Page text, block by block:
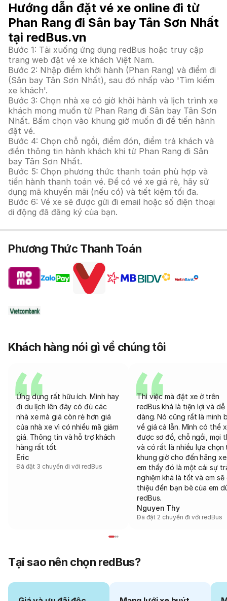
Hướng dẫn đặt vé xe online đi từ
Phan Rang đi Sân bay Tân Sơn Nhất
tại redBus.vn
Bước 1: Tải xuống ứng dụng redBus hoặc truy cập
trang web đặt vé xe khách Việt Nam.
Bước 2: Nhập điểm khởi hành (Phan Rang) và điểm đi
(Sân bay Tân Sơn Nhất), sau đó nhấp vào 'Tìm kiếm
xe khách'.
Bước 3: Chọn nhà xe có giờ khởi hành và lịch trình xe
khách mong muốn từ Phan Rang đi Sân bay Tân Sơn
Nhất. Bấm chọn vào khung giờ muốn đi để tiến hành
đặt vé.
Bước 4: Chọn chỗ ngồi, điểm đón, điểm trả khách và
điền thông tin hành khách khi từ Phan Rang đi Sân
bay Tân Sơn Nhất.
Bước 5: Chọn phương thức thanh toán phù hợp và
tiến hành thanh toán vé. Để có vé xe giá rẻ, hãy sử
dụng mã khuyến mãi (nếu có) và tiết kiệm tối đa.
Bước 6: Vé xe sẽ được gửi đi email hoặc số điện thoại
di động đã đăng ký của bạn.
Phương Thức Thanh Toán
Khách hàng nói gì về chúng tôi
Ứng dụng rất hữu ích. Mình hay
đi du lịch lên đây có đủ các
nhà xe mà giá còn rẻ hơn giá
của nhà xe vì có nhiều mã giảm
giá. Thông tin và hỗ trợ khách
hàng rất tốt.
Eric
Đã đặt 3 chuyến đi với redBus
Thì việc mà đặt xe ở trên
redBus khá là tiện lợi và dễ
dàng. Nó cũng rất là minh
về giá cả lẫn. Mình có thể
được sơ đồ, chỗ ngồi, mọi
và có rất là nhiều lựa chọn
khung giờ cho đến hãng
em thấy đó là một cái sự
nghiệm khá là tốt và em sẽ
thiệu đến bạn bè của em
redBus.
Nguyen Thy
Đã đặt 2 chuyến đi với redBus
Tại sao nên chọn redBus?